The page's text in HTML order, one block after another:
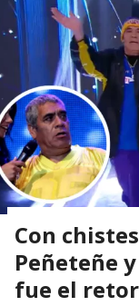
Con
Peñeteñe
fue el